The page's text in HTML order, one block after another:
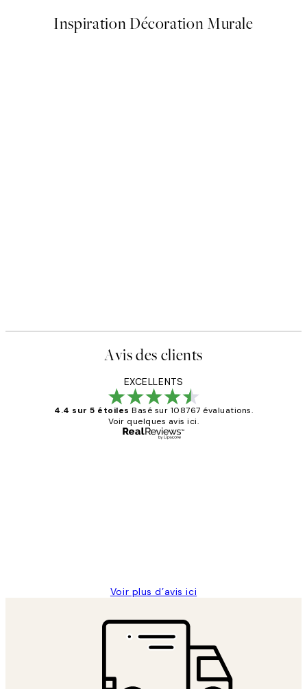
Inspiration Décoration Murale
Avis des clients
EXCELLENTS
4.4 sur 5 étoiles Basé sur 108767 évaluations.
Voir quelques avis ici.
Voir plus d’avis ici